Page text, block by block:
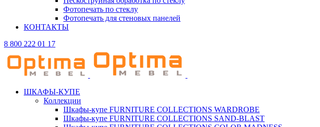
Фотопечать по стеклу
Фотопечать для стеновых панелей
КОНТАКТЫ
8 800 222 01 17
ШКАФЫ-КУПЕ
Коллекции
Шкафы-купе FURNITURE COLLECTIONS WARDROBE
Шкафы-купе FURNITURE COLLECTIONS SAND-BLAST